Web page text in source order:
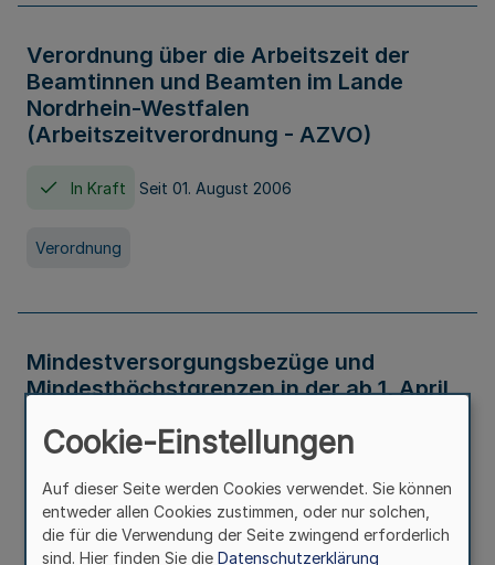
Verordnung über die Arbeitszeit der
Beamtinnen und Beamten im Lande
Nordrhein-Westfalen
(Arbeitszeitverordnung - AZVO)
In Kraft Seit 01. August 2006
Verordnung
Mindestversorgungsbezüge und
Mindesthöchstgrenzen in der ab 1. April
Verwaltungsvorschrift
Cookie-Einstellungen
Auf dieser Seite werden Cookies verwendet. Sie können
entweder allen Cookies zustimmen, oder nur solchen,
die für die Verwendung der Seite zwingend erforderlich
sind. Hier finden Sie die Datenschutzerklärung